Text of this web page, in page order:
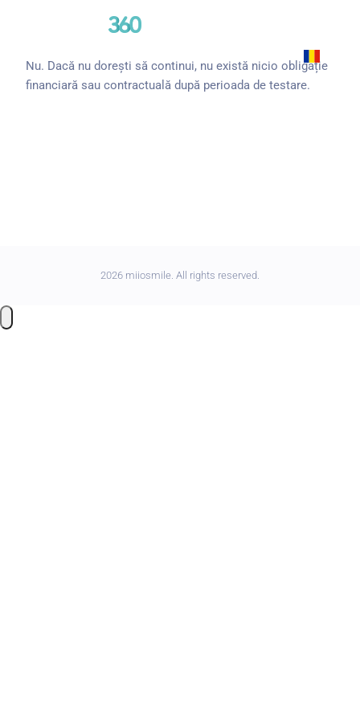
Nu. Dacă nu dorești să continui, nu există nicio obligație
financiară sau contractuală după perioada de testare.
2026 miiosmile. All rights reserved.